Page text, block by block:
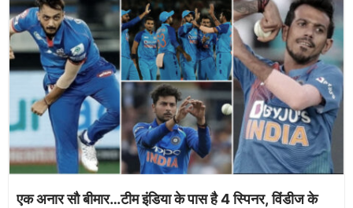
एक अनार सौ बीमार…टीम इंडिया के पास है 4 स्पिनर, विंडीज के